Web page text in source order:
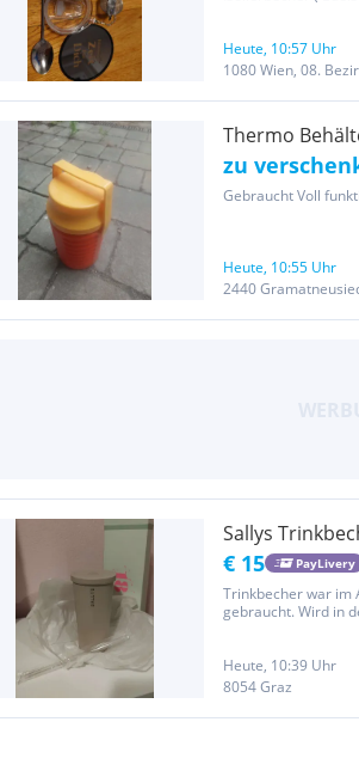
Heute, 10:57 Uhr
1080 Wien, 08.
Thermo
zu
Gebraucht Voll
Heute, 10:55 Uhr
2440
Sallys
€ 15 PayLivery
Trinkbecher war im
gebraucht. Wird in
Heute, 10:39 Uhr
8054 Graz